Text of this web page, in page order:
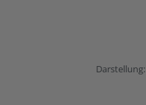
Darstellung: